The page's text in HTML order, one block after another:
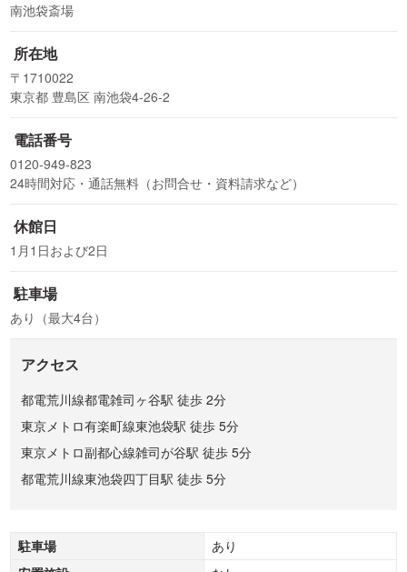
南池袋斎場
所在地
〒1710022
東京都 豊島区 南池袋4-26-2
電話番号
0120-949-823
24時間対応・通話無料（お問合せ・資料請求など）
休館日
1月1日および2日
駐車場
あり（最大4台）
アクセス
都電荒川線都電雑司ヶ谷駅 徒歩 2分
東京メトロ有楽町線東池袋駅 徒歩 5分
東京メトロ副都心線雑司が谷駅 徒歩 5分
都電荒川線東池袋四丁目駅 徒歩 5分
駐車場
あり